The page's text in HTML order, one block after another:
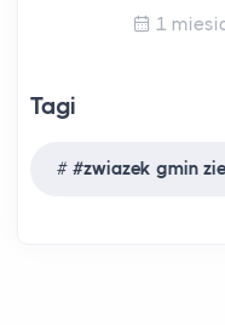
1
Tagi
#zwiazek gmin